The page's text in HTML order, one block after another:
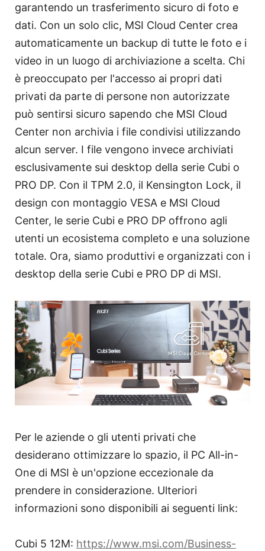
garantendo un trasferimento sicuro di foto e
dati. Con un solo clic, MSI Cloud Center crea
automaticamente un backup di tutte le foto e i
video in un luogo di archiviazione a scelta. Chi
è preoccupato per l'accesso ai propri dati
privati da parte di persone non autorizzate
può sentirsi sicuro sapendo che MSI Cloud
Center non archivia i file condivisi utilizzando
alcun server. I file vengono invece archiviati
esclusivamente sui desktop della serie Cubi o
PRO DP. Con il TPM 2.0, il Kensington Lock, il
design con montaggio VESA e MSI Cloud
Center, le serie Cubi e PRO DP offrono agli
utenti un ecosistema completo e una soluzione
totale. Ora, siamo produttivi e organizzati con i
desktop della serie Cubi e PRO DP di MSI.
Per le aziende o gli utenti privati che
desiderano ottimizzare lo spazio, il PC All-in-
One di MSI è un'opzione eccezionale da
prendere in considerazione. Ulteriori
informazioni sono disponibili ai seguenti link:
Cubi 5 12M: https://www.msi.com/Business-